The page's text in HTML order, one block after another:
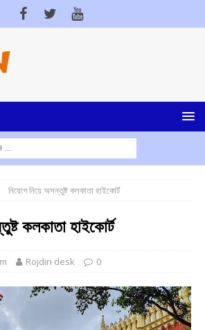
নিয়োগ নিয়ে অসন্তুষ্ট কলকাতা হাইকোর্ট
কলকাতা হাইকোর্ট
Rojdin desk 0